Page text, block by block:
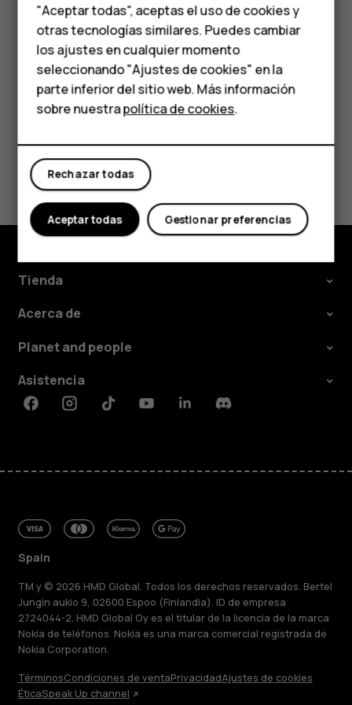
HMD Terra M
Para empresas
Tabletas
Tienda
Mi cuenta
por voz de Google. Formule su pregunta y suelte la
tecla. Verá la respuesta de Google en la pantalla de
su teléfono.
¿Te ha parecido útil?
Sí
Tienda
Acerca de
Planet and people
Asistencia
FacebookInstagramTiktokYoutubeLinkedinDiscord
Spain
TM y © 2026 HMD Global. Todos los derechos reservados. Bertel
Jungin aukio 9, 02600 Espoo (Finlandia). ID de empresa
2724044-2. HMD Global Oy es el titular de la licencia de la marca
Nokia de teléfonos. Nokia es una marca comercial registrada de
Nokia Corporation.
TérminosCondiciones de ventaPrivacidadAjustes de cookies
ÉticaSpeak Up channel
"Aceptar todas", aceptas el uso de cookies y
otras tecnologías similares. Puedes cambiar
los ajustes en cualquier momento
seleccionando "Ajustes de cookies" en la
parte inferior del sitio web. Más información
sobre nuestrapolítica de cookies.
Rechazar todas
Gestionar preferencias
Aceptar todas